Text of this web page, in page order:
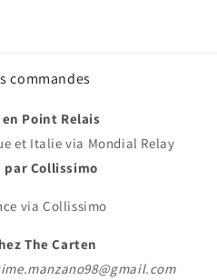
commandes
Point Relais
et Italie via Mondial Relay
par Collissimo
via Collissimo
The Carten